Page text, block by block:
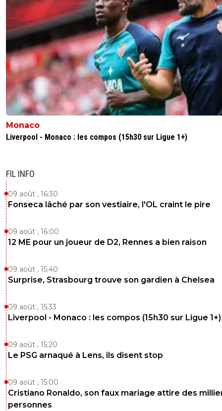
Monaco
Liverpool - Monaco : les compos (15h30 sur Ligue 1+)
FIL INFO
09 août , 16:30
Fonseca lâché par son vestiaire, l'OL craint le pire
09 août , 16:00
12 ME pour un joueur de D2, Rennes a bien raison
09 août , 15:40
Surprise, Strasbourg trouve son gardien à Chelsea
09 août , 15:33
Liverpool - Monaco : les compos (15h30 sur Ligue 1+)
09 août , 15:20
Le PSG arnaqué à Lens, ils disent stop
09 août , 15:00
Cristiano Ronaldo, son faux mariage attire des
personnes